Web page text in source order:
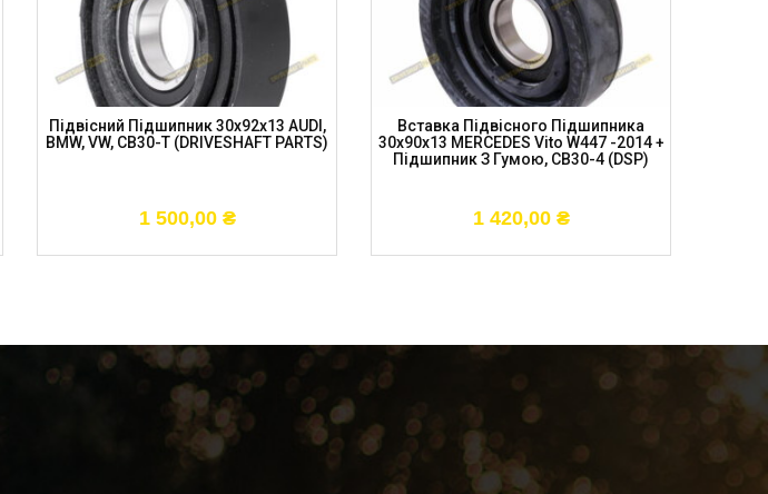
Підвісний Підшипник 30x92x13 AUDI,
BMW, VW, CB30-T (DRIVESHAFT PARTS)
1 500,00 ₴
Вставка Підвісного Підшипника
30x90x13 MERCEDES Vito W447 -2014 +
Підшипник З Гумою, CB30-4 (DSP)
1 420,00 ₴